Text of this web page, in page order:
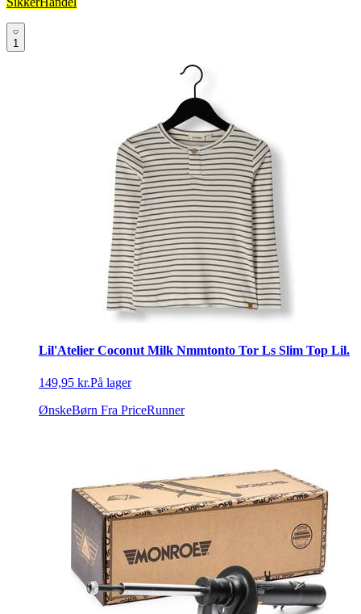
1
Lil'Atelier Coconut Milk Nmmtonto Tor Ls Slim Top Lil.
149,95 kr.På lager
ØnskeBørn Fra PriceRunner